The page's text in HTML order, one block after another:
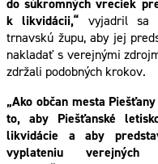
do súkromných vreciek
k likvidácii,“ vyjadril sa
trnavskú župu, aby jej
nakladať s verejnými
zdržali podobných krokov.
„Ako občan mesta
to, aby Piešťanské
likvidácie a aby
vyplateniu verejných